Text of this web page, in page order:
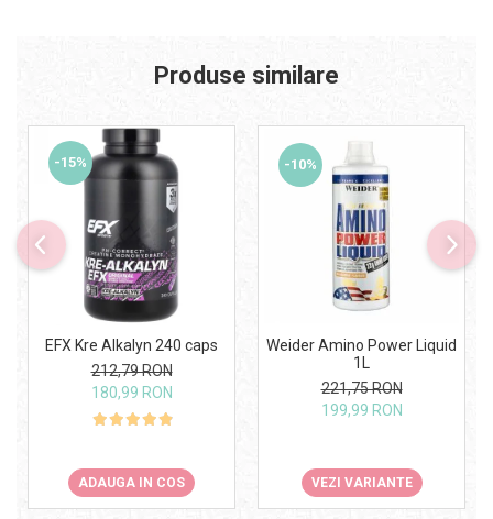
Produse similare
-15%
EFX Kre Alkalyn 240 caps
212,79 RON
180,99 RON
ADAUGA IN COS
-10%
Weider Amino Power Liquid
1L
221,75 RON
199,99 RON
VEZI VARIANTE